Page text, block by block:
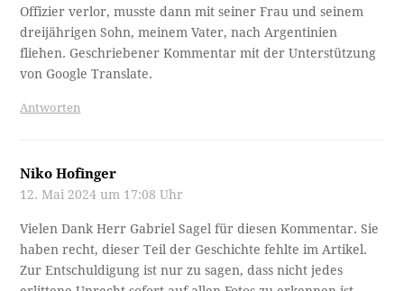
Offizier verlor, musste dann mit seiner Frau und seinem
dreijährigen Sohn, meinem Vater, nach Argentinien
fliehen. Geschriebener Kommentar mit der Unterstützung
von Google Translate.
Antworten
Niko Hofinger
12. Mai 2024 um 17:08 Uhr
Vielen Dank Herr Gabriel Sagel für diesen Kommentar. Sie
haben recht, dieser Teil der Geschichte fehlte im Artikel.
Zur Entschuldigung ist nur zu sagen, dass nicht jedes